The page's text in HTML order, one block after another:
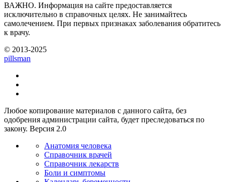
ВАЖНО. Информация на сайте предоставляется
исключительно в справочных целях. Не занимайтесь
самолечением. При первых признаках заболевания обратитесь
к врачу.
© 2013-2025
pillsman
Любое копирование материалов с данного сайта, без
одобрения администрации сайта, будет преследоваться по
закону. Версия 2.0
Анатомия человека
Справочник врачей
Справочник лекарств
Боли и симптомы